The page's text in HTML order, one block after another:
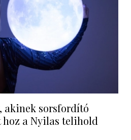
akinek sorsfordító
hoz a Nyilas telihold